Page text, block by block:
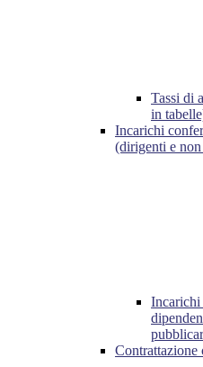
Tassi di
in
Incarichi
(dirigenti e
Incarichi
Contrattazione